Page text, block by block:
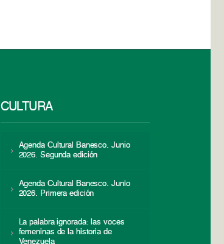
CULTURA
Agenda Cultural Banesco. Junio
2026. Segunda edición
Agenda Cultural Banesco. Junio
2026. Primera edición
La palabra ignorada: las voces
femeninas de la historia de
Venezuela